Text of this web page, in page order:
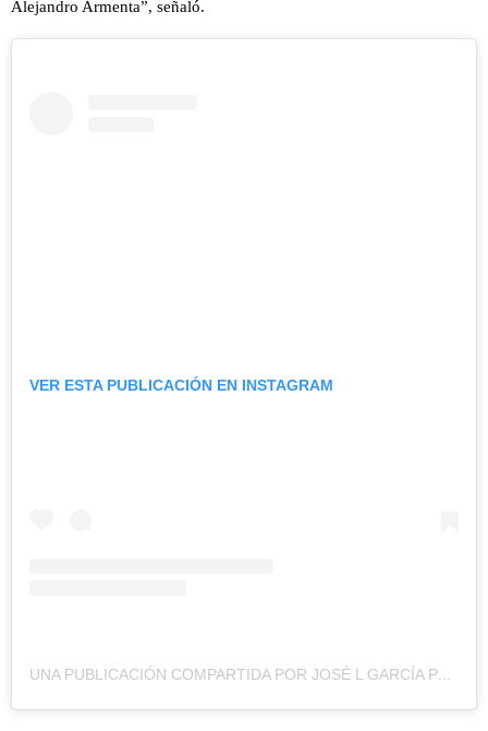
Alejandro Armenta”, señaló.
VER ESTA PUBLICACIÓN EN INSTAGRAM
UNA PUBLICACIÓN COMPARTIDA POR JOSÉ L GARCÍA PARRA (@JL_GPARRA)